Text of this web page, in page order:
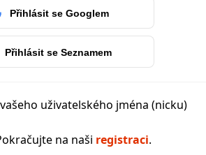
Přihlásit se Googlem
Přihlásit se Seznamem
uživatelského jména (nicku)
na naši registraci.